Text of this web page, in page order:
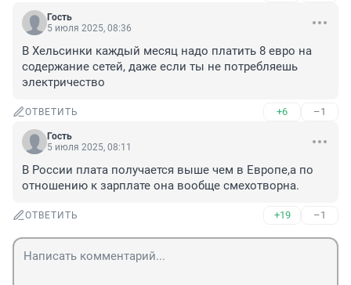
Гость
5 июля 2025, 08:36
В Хельсинки каждый месяц надо платить 8 евро на
содержание сетей, даже если ты не потребляешь
электричество
ОТВЕТИТЬ +6 –1
Гость
5 июля 2025, 08:11
В России плата получается выше чем в Европе,а по
отношению к зарплате она вообще смехотворна.
ОТВЕТИТЬ +19 –1